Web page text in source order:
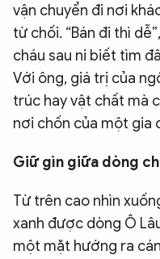
vận chuyển đi nơi
từ chối. “Bán đi thì
cháu sau ni biết tìm
Với ông, giá trị của
trúc hay vật chất mà
nơi chốn của một gia
Giữ gìn giữa dòng
Từ trên cao nhìn
xanh được dòng Ô
một mặt hướng ra